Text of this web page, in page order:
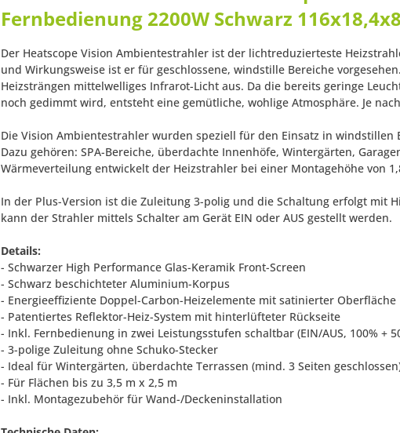
Fernbedienung 2200W Schwarz
Der Heatscope Vision Ambientestrahler ist der lichtreduzierteste
und Wirkungsweise ist er für geschlossene, windstille Bereiche
Heizsträngen mittelwelliges Infrarot-Licht aus. Da die bereits geringe
noch gedimmt wird, entsteht eine gemütliche, wohlige Atmosphäre. Je
Die Vision Ambientestrahler wurden speziell für den Einsatz in windstillen
Dazu gehören: SPA-Bereiche, überdachte Innenhöfe, Wintergärten,
Wärmeverteilung entwickelt der Heizstrahler bei einer Montagehöhe von
In der Plus-Version ist die Zuleitung 3-polig und die Schaltung erfolgt mit
kann der Strahler mittels Schalter am Gerät EIN oder AUS gestellt werden.
Details:
- Schwarzer High Performance Glas-Keramik Front-Screen
- Schwarz beschichteter Aluminium-Korpus
- Energieeffiziente Doppel-Carbon-Heizelemente mit satinierter Oberfläche
- Patentiertes Reflektor-Heiz-System mit hinterlüfteter Rückseite
- Inkl. Fernbedienung in zwei Leistungsstufen schaltbar (EIN/AUS, 100% +
- 3-polige Zuleitung ohne Schuko-Stecker
- Ideal für Wintergärten, überdachte Terrassen (mind. 3 Seiten
- Für Flächen bis zu 3,5 m x 2,5 m
- Inkl. Montagezubehör für Wand-/Deckeninstallation